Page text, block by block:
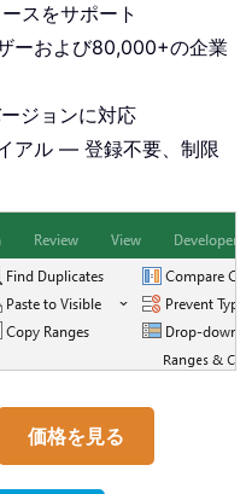
スをサポート
ーおよび80,000+の企業
ジョンに対応
アル — 登録不要、制限
価格を見る